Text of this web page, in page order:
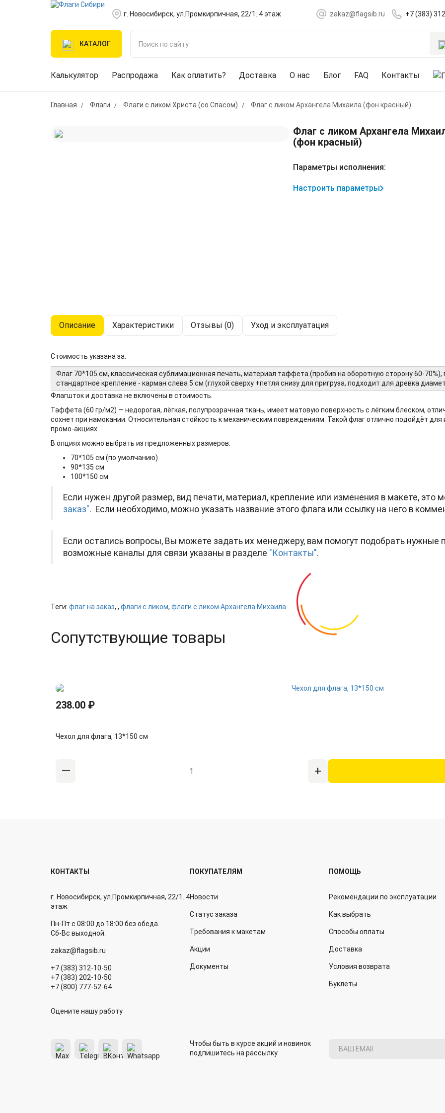
г. Новосибирск, ул.Промкирпичная, 22/1. 4 этаж zakaz@flagsib.ru +7 (383)
КАТАЛОГ
Калькулятор Распродажа Как оплатить? Доставка О нас Блог FAQ Контакты
Главная Флаги Флаги с ликом Христа (со Спасом) Флаг с ликом Архангела Михаила (фон красный)
Флаг с ликом Архангела
(фон красный)
Параметры исполнения:
Настроить параметры
Описание Характеристики Отзывы (0) Уход и эксплуатация
Стоимость указана за:
Флаг 70*105 см, классическая сублимационная печать, материал таффета (пробив на оборотную сторону 60-
стандартное крепление - карман слева 5 см (глухой сверху +петля снизу для пригруза, подходит для древка
Флагшток и доставка не включены в стоимость.
Таффета (60 гр/м2) — недорогая, лёгкая, полупрозрачная ткань, имеет матовую поверхность с лёгким блеском,
сохнет при намокании. Относительная стойкость к механическим повреждениям. Такой флаг отлично подойдёт
промо-акциях.
В опциях можно выбрать из предложенных размеров:
70*105 см (по умолчанию)
90*135 см
100*150 см
Если нужен другой размер, вид печати, материал, крепление или изменения в макете, это
заказ". Если необходимо, можно указать название этого флага или ссылку на него в
Если остались вопросы, Вы можете задать их менеджеру, вам помогут подобрать нужные
возможные каналы для связи указаны в разделе "Контакты".
Теги: флаг на заказ, , флаги с ликом, флаги с ликом Архангела Михаила
Сопутствующие товары
238.00 ₽
Чехол для флага, 13*150 см
КОНТАКТЫ
г. Новосибирск, ул.Промкирпичная, 22/1. 4
этаж
Пн-Пт с 08:00 до 18:00 без обеда.
Сб-Вс выходной.
zakaz@flagsib.ru
+7 (383) 312-10-50
+7 (383) 202-10-50
+7 (800) 777-52-64
Оцените нашу работу
ПОКУПАТЕЛЯМ
Новости
Статус заказа
Требования к макетам
Акции
Документы
ПОМОЩЬ
Рекомендации по эксплуатации
Как выбрать
Способы оплаты
Доставка
Условия возврата
Буклеты
Чтобы быть в курсе акций и новинок
подпишитесь на рассылку